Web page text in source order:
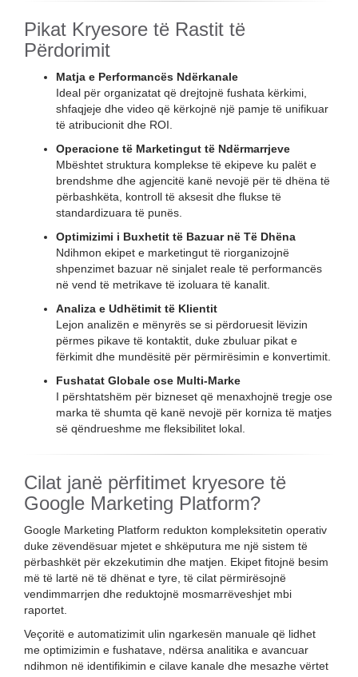
Pikat Kryesore të Rastit të
Përdorimit
Matja e Performancës Ndërkanale
Ideal për organizatat që drejtojnë fushata kërkimi,
shfaqjeje dhe video që kërkojnë një pamje të unifikuar
të atribucionit dhe ROI.
Operacione të Marketingut të Ndërmarrjeve
Mbështet struktura komplekse të ekipeve ku palët e
brendshme dhe agjencitë kanë nevojë për të dhëna të
përbashkëta, kontroll të aksesit dhe flukse të
standardizuara të punës.
Optimizimi i Buxhetit të Bazuar në Të Dhëna
Ndihmon ekipet e marketingut të riorganizojnë
shpenzimet bazuar në sinjalet reale të performancës
në vend të metrikave të izoluara të kanalit.
Analiza e Udhëtimit të Klientit
Lejon analizën e mënyrës se si përdoruesit lëvizin
përmes pikave të kontaktit, duke zbuluar pikat e
fërkimit dhe mundësitë për përmirësimin e konvertimit.
Fushatat Globale ose Multi-Marke
I përshtatshëm për bizneset që menaxhojnë tregje ose
marka të shumta që kanë nevojë për korniza të matjes
së qëndrueshme me fleksibilitet lokal.
Cilat janë përfitimet kryesore të
Google Marketing Platform?
Google Marketing Platform redukton kompleksitetin operativ
duke zëvendësuar mjetet e shkëputura me një sistem të
përbashkët për ekzekutimin dhe matjen. Ekipet fitojnë besim
më të lartë në të dhënat e tyre, të cilat përmirësojnë
vendimmarrjen dhe reduktojnë mosmarrëveshjet mbi
raportet.
Veçoritë e automatizimit ulin ngarkesën manuale që lidhet
me optimizimin e fushatave, ndërsa analitika e avancuar
ndihmon në identifikimin e cilave kanale dhe mesazhe vërtet